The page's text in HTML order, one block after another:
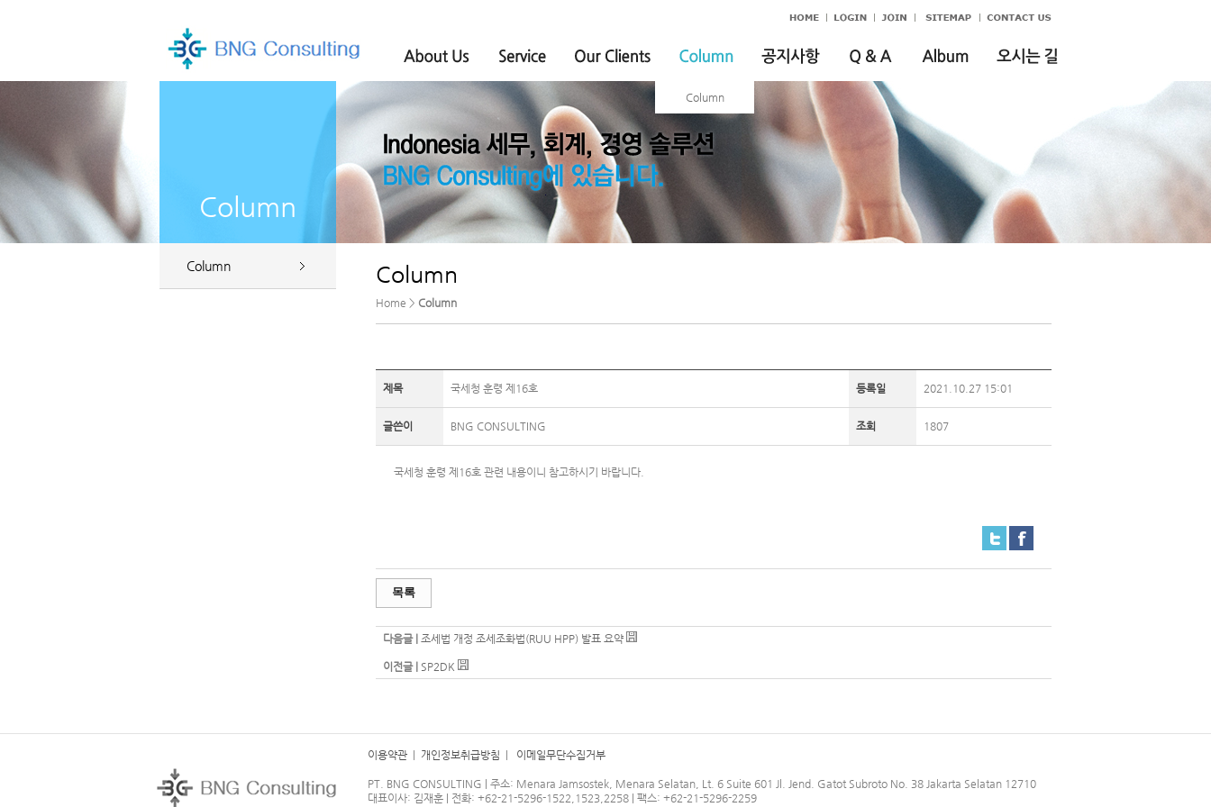
Column
Column
Column Column
Home > Column
제목 국세청 훈령 제16호 등록일 2021.10.27 15:01
글쓴이 BNG CONSULTING 조회 1807
국세청 훈령 제16호 관련 내용이니 참고하시기 바랍니다.
목록
다음글 | 조세법 개정 조세조화법(RUU HPP) 발표 요약
이전글 | SP2DK
이용약관 개인정보취급방침 이메일무단수집거부
PT. BNG CONSULTING | 주소: Menara Jamsostek, Menara Selatan, Lt. 6 Suite 601 Jl. Jend. Gatot Subroto No. 38 Jakarta Selatan 12710
대표이사: 김재훈 | 전화: +62-21-5296-1522,1523,2258 | 팩스: +62-21-5296-2259